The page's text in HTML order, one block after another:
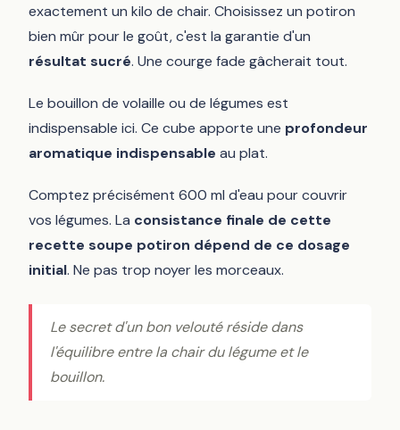
exactement un kilo de chair. Choisissez un potiron
bien mûr pour le goût, c'est la garantie d'un
résultat sucré. Une courge fade gâcherait tout.
Le bouillon de volaille ou de légumes est
indispensable ici. Ce cube apporte une profondeur
aromatique indispensable au plat.
Comptez précisément 600 ml d'eau pour couvrir
vos légumes. La consistance finale de cette
recette soupe potiron dépend de ce dosage
initial. Ne pas trop noyer les morceaux.
Le secret d'un bon velouté réside dans
l'équilibre entre la chair du légume et le
bouillon.